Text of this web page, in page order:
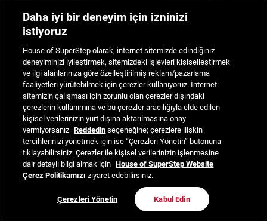
Daha iyi bir deneyim için izninizi
istiyoruz
House of SuperStep olarak, internet sitemizde edindiğiniz
deneyiminizi iyileştirmek, sitemizdeki işlevleri kişiselleştirmek
ve ilgi alanlarınıza göre özelleştirilmiş reklam/pazarlama
faaliyetleri yürütebilmek için çerezler kullanıyoruz. İnternet
sitemizin çalışması için zorunlu olan çerezler dışındaki
çerezlerin kullanımına ve bu çerezler aracılığıyla elde edilen
kişisel verilerinizin yurt dışına aktarılmasına onay
vermiyorsanız Reddedin seçeneğine; çerezlere ilişkin
tercihlerinizi yönetmek için ise “Çerezleri Yönetin” butonuna
tıklayabilirsiniz. Çerezler ile kişisel verilerinizin işlenmesine
dair detaylı bilgi almak için House of SuperStep Website
Çerez Politikamızıziyaret edebilirsiniz.
Çerezleri Yönetin Kabul Edin